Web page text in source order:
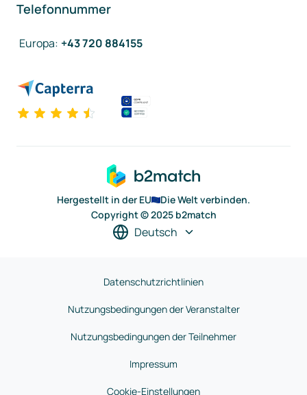
Telefonnummer
Europa: +43 720 884155
Hergestellt in der EU
Die Welt verbinden.
Copyright © 2025 b2match
Deutsch
Datenschutzrichtlinien
Nutzungsbedingungen der Veranstalter
Nutzungsbedingungen der Teilnehmer
Impressum
Cookie-Einstellungen